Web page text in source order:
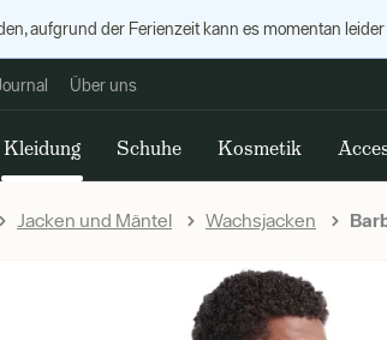
aufgrund der Ferienzeit kann es momentan
Journal Über uns
Kleidung Schuhe Kosmetik
Jacken und Mäntel Wachsjacken